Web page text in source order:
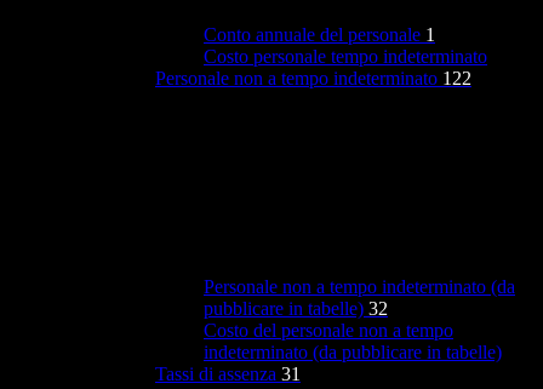
Conto annuale del personale 1
Costo personale tempo indeterminato
Personale non a tempo indeterminato 122
Personale non a tempo indeterminato (da
pubblicare in tabelle) 32
Costo del personale non a tempo
indeterminato (da pubblicare in tabelle)
Tassi di assenza 31